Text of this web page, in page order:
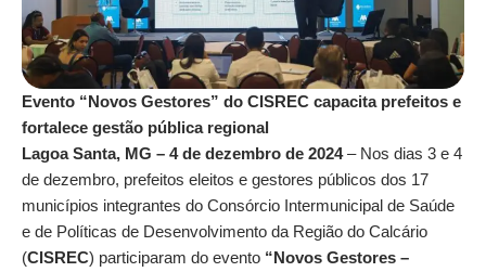
Evento “Novos Gestores” do CISREC capacita prefeitos e
fortalece gestão pública regional
Lagoa Santa, MG – 4 de dezembro de 2024– Nos dias 3 e 4
de dezembro, prefeitos eleitos e gestores públicos dos 17
municípios integrantes do Consórcio Intermunicipal de Saúde
e de Políticas de Desenvolvimento da Região do Calcário
(CISREC) participaram do evento “Novos Gestores –